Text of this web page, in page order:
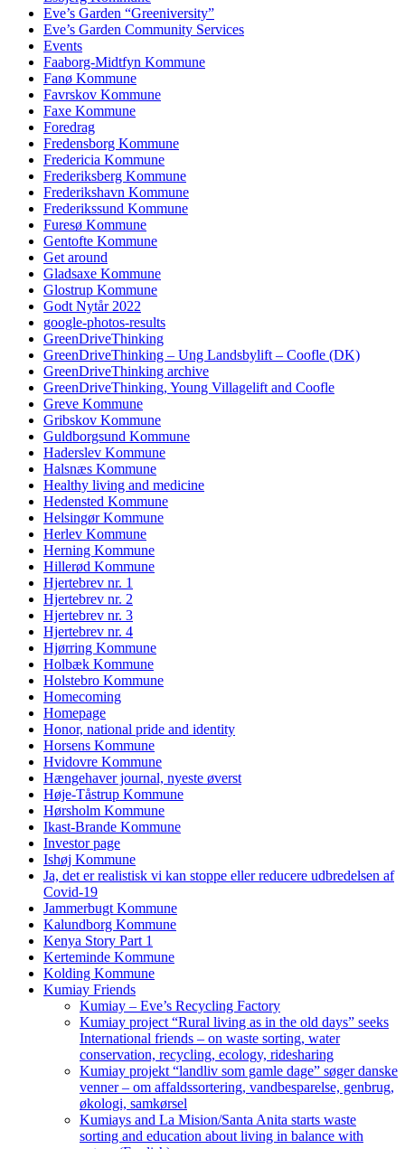
Eve’s Garden “Greeniversity”
Eve’s Garden Community Services
Events
Faaborg-Midtfyn Kommune
Fanø Kommune
Favrskov Kommune
Faxe Kommune
Foredrag
Fredensborg Kommune
Fredericia Kommune
Frederiksberg Kommune
Frederikshavn Kommune
Frederikssund Kommune
Furesø Kommune
Gentofte Kommune
Get around
Gladsaxe Kommune
Glostrup Kommune
Godt Nytår 2022
google-photos-results
GreenDriveThinking
GreenDriveThinking – Ung Landsbylift – Coofle (DK)
GreenDriveThinking archive
GreenDriveThinking, Young Villagelift and Coofle
Greve Kommune
Gribskov Kommune
Guldborgsund Kommune
Haderslev Kommune
Halsnæs Kommune
Healthy living and medicine
Hedensted Kommune
Helsingør Kommune
Herlev Kommune
Herning Kommune
Hillerød Kommune
Hjertebrev nr. 1
Hjertebrev nr. 2
Hjertebrev nr. 3
Hjertebrev nr. 4
Hjørring Kommune
Holbæk Kommune
Holstebro Kommune
Homecoming
Homepage
Honor, national pride and identity
Horsens Kommune
Hvidovre Kommune
Hængehaver journal, nyeste øverst
Høje-Tåstrup Kommune
Hørsholm Kommune
Ikast-Brande Kommune
Investor page
Ishøj Kommune
Ja, det er realistisk vi kan stoppe eller reducere udbredelsen af
Covid-19
Jammerbugt Kommune
Kalundborg Kommune
Kenya Story Part 1
Kerteminde Kommune
Kolding Kommune
Kumiay Friends
Kumiay – Eve’s Recycling Factory
Kumiay project “Rural living as in the old days” seeks
International friends – on waste sorting, water
conservation, recycling, ecology, ridesharing
Kumiay projekt “landliv som gamle dage” søger danske
venner – om affaldssortering, vandbesparelse, genbrug,
økologi, samkørsel
Kumiays and La Mision/Santa Anita starts waste
sorting and education about living in balance with